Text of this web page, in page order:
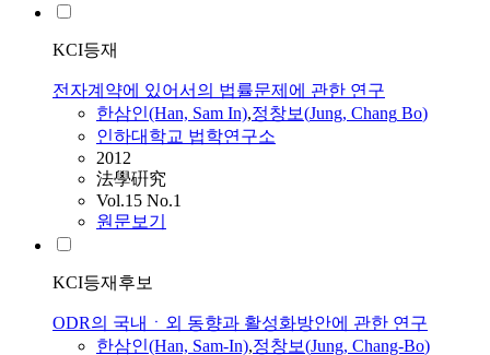
KCI등재
전자계약에 있어서의 법률문제에 관한 연구
한삼인(Han, Sam In),정창보(Jung, Chang Bo)
인하대학교 법학연구소
2012
法學硏究
Vol.15 No.1
원문보기
KCI등재후보
ODR의 국내ㆍ외 동향과 활성화방안에 관한 연구
한삼인(Han, Sam-In),정창보(Jung, Chang-Bo)